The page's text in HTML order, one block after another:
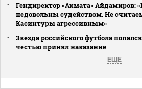
Гендиректор «Ахмата» Айдамиров:
недовольны судейством. Не
Касинтуры агрессивным»
Звезда российского футбола
честью принял наказание
ЕЩЕ